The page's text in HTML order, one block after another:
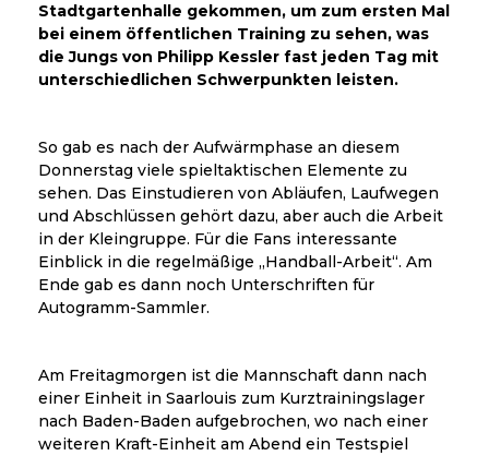
Stadtgartenhalle gekommen, um zum ersten Mal
bei einem öffentlichen Training zu sehen, was
die Jungs von Philipp Kessler fast jeden Tag mit
unterschiedlichen Schwerpunkten leisten.
So gab es nach der Aufwärmphase an diesem
Donnerstag viele spieltaktischen Elemente zu
sehen. Das Einstudieren von Abläufen, Laufwegen
und Abschlüssen gehört dazu, aber auch die Arbeit
in der Kleingruppe. Für die Fans interessante
Einblick in die regelmäßige „Handball-Arbeit“. Am
Ende gab es dann noch Unterschriften für
Autogramm-Sammler.
Am Freitagmorgen ist die Mannschaft dann nach
einer Einheit in Saarlouis zum Kurztrainingslager
nach Baden-Baden aufgebrochen, wo nach einer
weiteren Kraft-Einheit am Abend ein Testspiel